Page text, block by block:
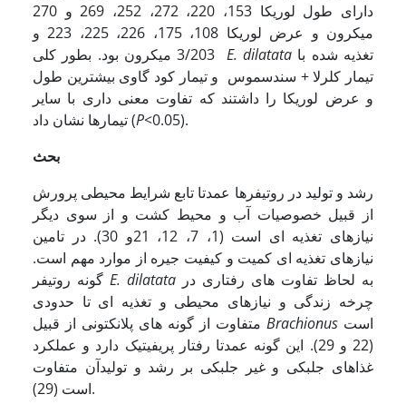
دارای طول لوریکا 153، 220، 272، 252، 269 و 270
میکرون و عرض لوریکا 108، 175، 226، 225، 223 و
E. dilatata تغذیه شده با
تیمار کلرلا + سندسموس و تیمار کود گاوی بیشترین طول
و عرض لوریکا را داشتند که تفاوت معنی داری با سایر
تیمارها نشان داد (P<0.05).
بحث
رشد و تولید در روتیفرها عمدتا تابع شرایط محیطی پرورش
از قبیل خصوصیات آب و محیط کشت و از سوی دیگر
نیازهای تغذیه ای است (1، 7، 12، 21و 30). در تامین
نیازهای تغذیه ای کمیت و کیفیت جیره از موارد مهم است.
E. dilatata به لحاظ تفاوت های رفتاری در
چرخه زندگی و نیازهای محیطی و تغذیه ای تا حدودی
Brachionus
(22 و 29). این گونه عمدتا رفتار پریفیتیک دارد و عملکرد
غذاهای جلبکی و غیر جلبکی بر رشد و تولیدآن متفاوت
است (29).